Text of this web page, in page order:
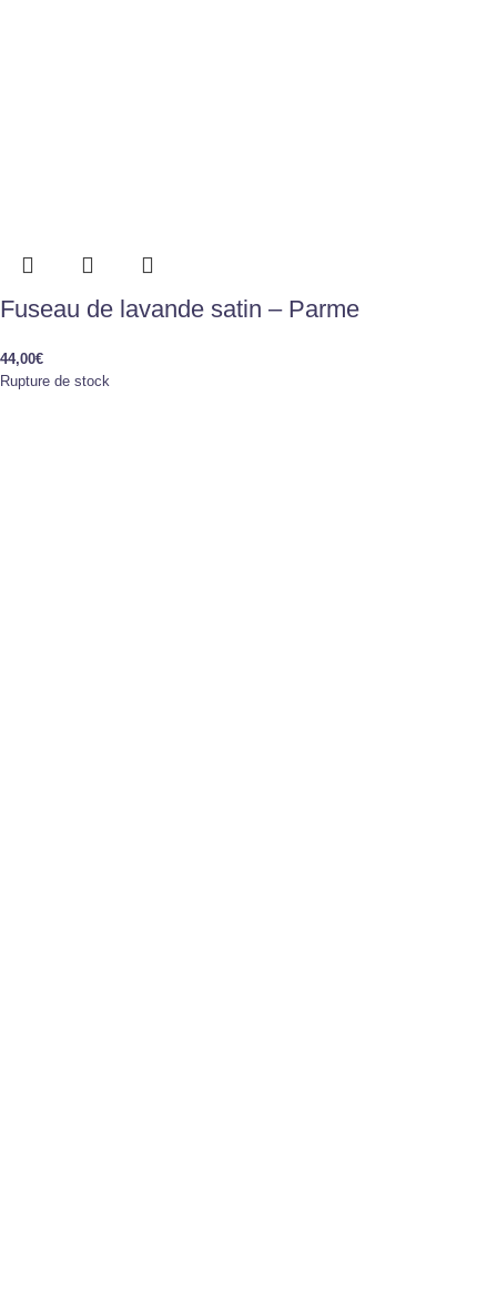
Fuseau de lavande satin – Parme
44,00€
Rupture de stock